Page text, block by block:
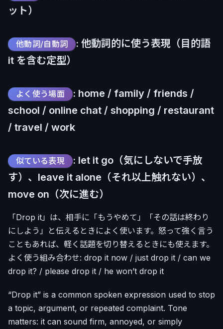
ット）
他動詞/自動詞
: 他動詞的に使う表現（目的語
it を含む定型）
よく使う場面
: home / family / friends /
school / online chat / shopping / restaurant
/ travel / work
似ている表現
: let it go（気にしないで手放
す）、leave it alone（それ以上触れない）、
move on（次に進む）
「Drop it」は、相手に「もうやめて」「その話は終わり
にしよう」と伝えるときによく使います。怒って強く言う
こともあれば、軽く話題を切り替えるときにも使えます。
よく使う組み合わせ: drop it now / just drop it / can we
drop it? / please drop it / he won’t drop it
“Drop it” is a common spoken expression used to stop
a topic, argument, or repeated complaint. Tone
matters: it can sound firm, annoyed, or simply